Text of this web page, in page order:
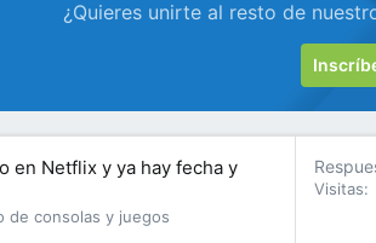
¿Quieres unirte al resto de
en Netflix y ya hay fecha y
de consolas y juegos
Visitas